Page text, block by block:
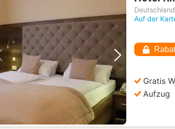
Vorheriges Bild Nächstes Bild
Deutschland
Auf der
Gratis
Aufzug